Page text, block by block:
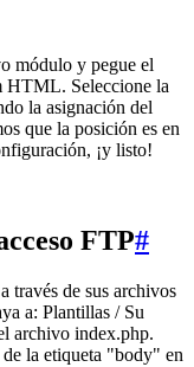
módulo y pegue el
HTML. Seleccione la
la asignación del
que la posición es en
¡y listo!
FTP#
través de sus archivos
a: Plantillas / Su
archivo index.php.
la etiqueta "body" en